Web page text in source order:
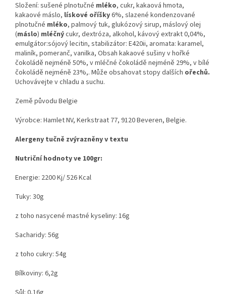
Složení: sušené plnotučné mléko, cukr, kakaová hmota,
kakaové máslo, lískové oříšky6%, slazené kondenzované
plnotučné mléko, palmový tuk, glukózový sirup, máslový olej
(máslo) mléčnýcukr, dextróza, alkohol, kávový extrakt 0,04%,
emulgátor:sójový lecitin, stabilizátor: E420ii, aromata: karamel,
maliník, pomeranč, vanilka, Obsah kakaové sušiny v hořké
čokoládě nejméně 50%, v mléčné čokoládě nejméně 29%, v bílé
čokoládě nejméně 23%,. Může obsahovat stopy dalších ořechů.
Uchovávejte v chladu a suchu.
Země původu Belgie
Výrobce: Hamlet NV, Kerkstraat 77, 9120 Beveren, Belgie.
Alergeny tučně zvýrazněny v textu
Nutriční hodnoty ve 100gr:
Energie: 2200 Kj/ 526 Kcal
Tuky: 30g
z toho nasycené mastné kyseliny: 16g
Sacharidy: 56g
z toho cukry: 54g
Bílkoviny: 6,2g